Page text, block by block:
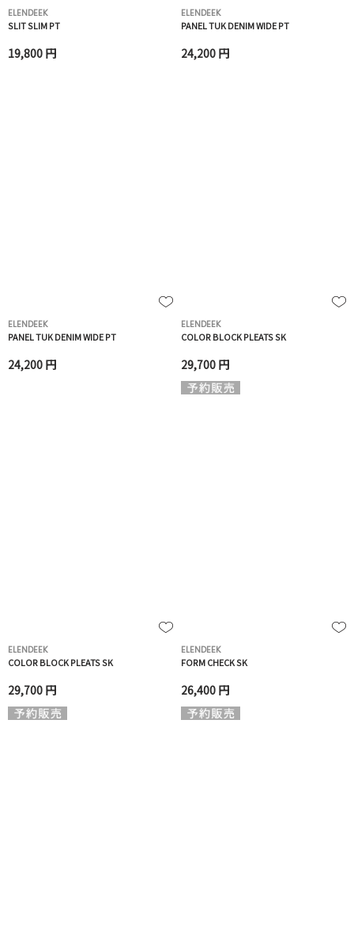
ELENDEEK
SLIT SLIM PT
19,800 円
ELENDEEK
PANEL TUK DENIM WIDE PT
24,200 円
ELENDEEK
PANEL TUK DENIM WIDE PT
24,200 円
ELENDEEK
COLOR BLOCK PLEATS SK
29,700 円
ELENDEEK
COLOR BLOCK PLEATS SK
29,700 円
ELENDEEK
FORM CHECK SK
26,400 円